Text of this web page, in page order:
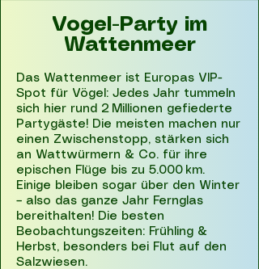
Vogel-Party im
Wattenmeer
Das Wattenmeer ist Europas VIP-
Spot für Vögel: Jedes Jahr tummeln
sich hier rund 2 Millionen gefiederte
Partygäste! Die meisten machen nur
einen Zwischenstopp, stärken sich
an Wattwürmern & Co. für ihre
epischen Flüge bis zu 5.000 km.
Einige bleiben sogar über den Winter
– also das ganze Jahr Fernglas
bereithalten! Die besten
Beobachtungszeiten: Frühling &
Herbst, besonders bei Flut auf den
Salzwiesen.